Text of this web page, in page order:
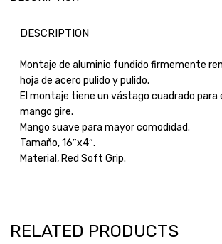
DESCRIPTION
Montaje de aluminio fundido firmemente
hoja de acero pulido y pulido.
El montaje tiene un vástago cuadrado para
mango gire.
Mango suave para mayor comodidad.
Tamaño, 16″x4″.
Material, Red Soft Grip.
RELATED PRODUCTS